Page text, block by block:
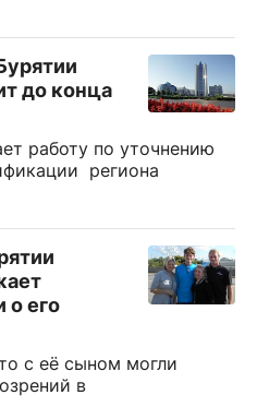
до конца
работу по уточнению
региона
о его
с её сыном могли
в